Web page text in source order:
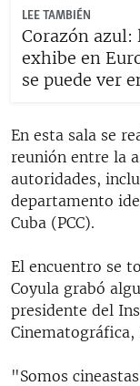
LEE TAMBIÉN
Corazón azul:
exhibe en
se puede ver
En esta sala se
reunión entre la
autoridades,
departamento
Cuba (PCC).
El encuentro se
Coyula grabó
presidente del
Cinematográfica,
"Somos